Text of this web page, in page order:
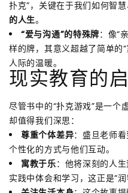
扑克”，关键在于我们如何智
的人生。
“爱与沟通”的特殊牌：像“
样的牌，其意义超越了简单的
人际的温暖。
现实教育的
尽管书中的“扑克游戏”是一个
却值得我们深思：
尊重个体差异：盛旦老师
个性化的方式与他们互动。
寓教于乐：他将深刻的人
实践中体会和学习，这正是“润